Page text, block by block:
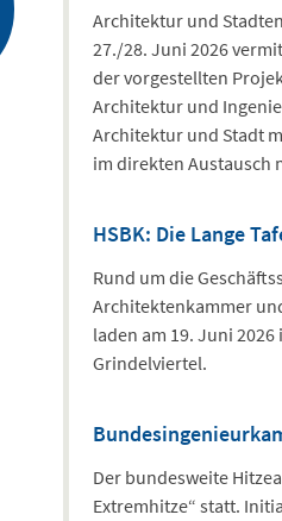
Architektur und
27./28. Juni 2026
der vorgestellten
Architektur und
Architektur und Stadt
im direkten Austausch
HSBK: Die Lange
Rund um die
Architektenkammer
laden am 19. Juni
Grindelviertel.
Der bundesweite
Extremhitze“ statt.